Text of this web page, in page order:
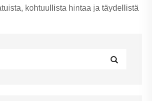
kohtuullista hintaa ja täydellistä